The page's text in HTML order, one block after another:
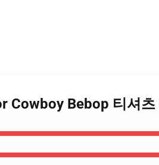
Cowboy Bebop 티셔